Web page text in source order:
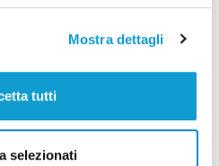
Mostra dettagli
tutti
selezionati
sull’Adriatico:
a confronto